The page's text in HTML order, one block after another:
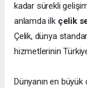
kadar sürekli
anlamda ilk çelik
Çelik, dünya
hizmetlerinin
Dünyanın en